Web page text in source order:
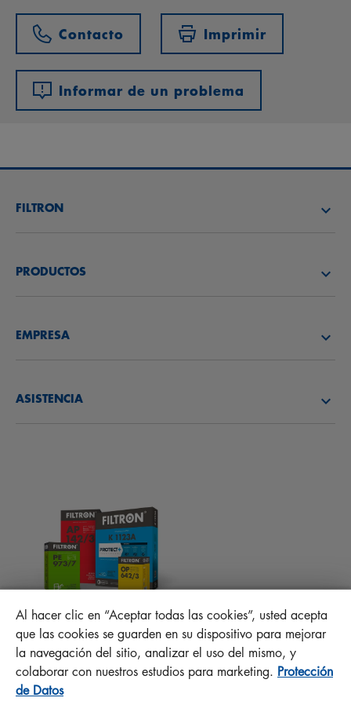
Contacto Imprimir
Informar de un problema
FILTRON
BUSCAR DISTRIBUIDOR
BENEFIT PROGRAM
PRODUCTOS
EMPRESA
RESPONSABILIDAD DE LA CALIDAD
ASISTENCIA
PREGUNTAS FRECUENTES
MANN+HUMMEL FT Poland
Sp. z o. o. Sp. k.
ul. Wrocławska 145, 63-800 GOSTYŃ, POLAND
Privacy Statement
Al hacer clic en “Aceptar todas las cookies”, usted acepta
que las cookies se guarden en su dispositivo para mejorar
la navegación del sitio, analizar el uso del mismo, y
colaborar con nuestros estudios para marketing. Protección
de Datos